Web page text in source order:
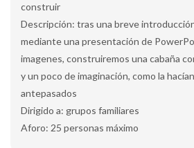
construir
Descripción: tras una breve
mediante una presentación de
imagenes, construiremos una cabaña
y un poco de imaginación, como la
antepasados
Dirigido a: grupos familiares
Aforo: 25 personas máximo